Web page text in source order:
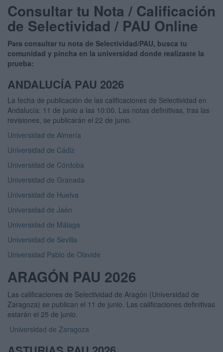
Consultar tu Nota / Calificación
de Selectividad / PAU Online
Para consultar tu nota de Selectividad/PAU, busca tu
comunidad y pincha en la universidad donde realizaste la
prueba:
ANDALUCÍA PAU 2026
La fecha de publicación de las calificaciones de Selectividad en
Andalucía: 11 de junio a las 10:00. Las notas definitivas, tras las
revisiones, se publicarán el 22 de junio.
Universidad de Almería
Universidad de Cádiz
Universidad de Córdoba
Universidad de Granada
Universidad de Huelva
Universidad de Jaén
Universidad de Málaga
Universidad de Sevilla
Universidad Pablo de Olavide
ARAGÓN PAU 2026
Las calificaciones de Selectividad de Aragón (Universidad de
Zaragoza) se publican el 11 de junio. Las calificaciones definitivas
estarán el 25 de junio.
Universidad de Zaragoza